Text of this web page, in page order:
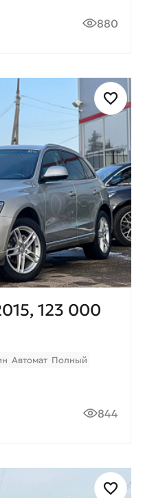
880
123 000
Автомат Полный
844